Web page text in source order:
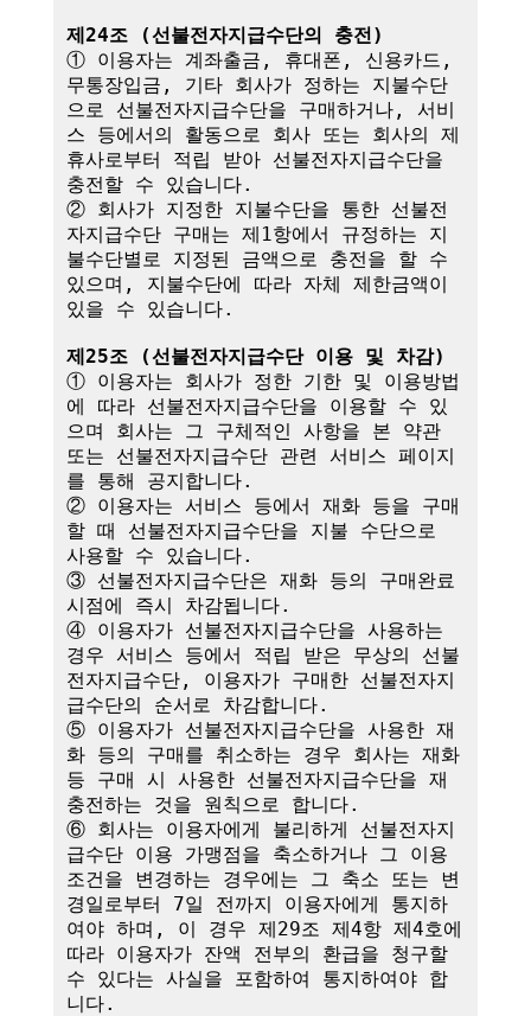
제24조 (선불전자지급수단의 충전)
① 이용자는 계좌출금, 휴대폰, 신용카드,
무통장입금, 기타 회사가 정하는 지불수단
으로 선불전자지급수단을 구매하거나, 서비
스 등에서의 활동으로 회사 또는 회사의 제
휴사로부터 적립 받아 선불전자지급수단을
충전할 수 있습니다.
② 회사가 지정한 지불수단을 통한 선불전
자지급수단 구매는 제1항에서 규정하는 지
불수단별로 지정된 금액으로 충전을 할 수
있으며, 지불수단에 따라 자체 제한금액이
있을 수 있습니다.
제25조 (선불전자지급수단 이용 및 차감)
① 이용자는 회사가 정한 기한 및 이용방법
에 따라 선불전자지급수단을 이용할 수 있
으며 회사는 그 구체적인 사항을 본 약관
또는 선불전자지급수단 관련 서비스 페이지
를 통해 공지합니다.
② 이용자는 서비스 등에서 재화 등을 구매
할 때 선불전자지급수단을 지불 수단으로
사용할 수 있습니다.
③ 선불전자지급수단은 재화 등의 구매완료
시점에 즉시 차감됩니다.
④ 이용자가 선불전자지급수단을 사용하는
경우 서비스 등에서 적립 받은 무상의 선불
전자지급수단, 이용자가 구매한 선불전자지
급수단의 순서로 차감합니다.
⑤ 이용자가 선불전자지급수단을 사용한 재
화 등의 구매를 취소하는 경우 회사는 재화
등 구매 시 사용한 선불전자지급수단을 재
충전하는 것을 원칙으로 합니다.
⑥ 회사는 이용자에게 불리하게 선불전자지
급수단 이용 가맹점을 축소하거나 그 이용
조건을 변경하는 경우에는 그 축소 또는 변
경일로부터 7일 전까지 이용자에게 통지하
여야 하며, 이 경우 제29조 제4항 제4호에
따라 이용자가 잔액 전부의 환급을 청구할
수 있다는 사실을 포함하여 통지하여야 합
니다.